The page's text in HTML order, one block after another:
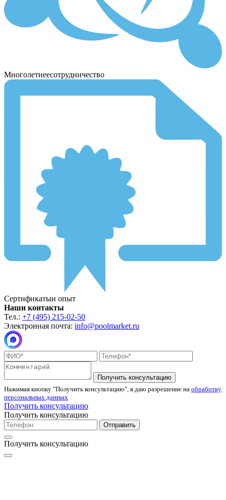
Многолетнеесотрудничество
Сертификатыи опыт
Наши контакты
Тел.: +7 (495) 215-02-50
Электронная почта: info@poolmarket.ru
Получить консультацию
Нажимая кнопку "Получить консультацию", я даю разрешение на обработку
персональных данных
Получить консультацию
Получить консультацию
Отправить
Получить консультацию